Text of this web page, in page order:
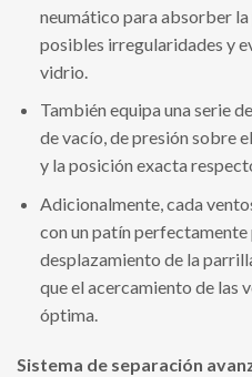
neumático para absorber la
posibles irregularidades y
vidrio.
También equipa una serie
de vacío, de presión sobre
y la posición exacta
Adicionalmente, cada
con un patín
desplazamiento de la
que el acercamiento de las
óptima.
Sistema de separación